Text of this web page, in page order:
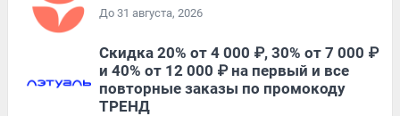
До 31 августа, 2026
Скидка 20% от 4 000 ₽, 30% от 7 000 ₽
и 40% от 12 000 ₽ на первый и все
повторные заказы по промокоду
ТРЕНД